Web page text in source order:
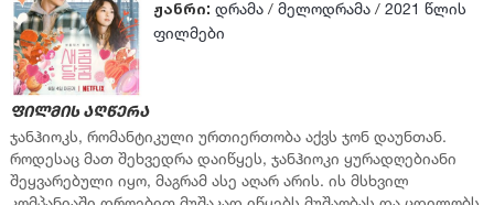
ჟანრი: დრამა / მელოდრამა / 2021 წლის
ფილმები
ფილმის აღწერა
ჯანჰიოკს, რომანტიკული ურთიერთობა აქვს ჯონ დაუნთან.
როდესაც მათ შეხვედრა დაიწყეს, ჯანჰიოკი ყურადღებიანი
შეყვარებული იყო, მაგრამ ასე აღარ არის. ის მსხვილ